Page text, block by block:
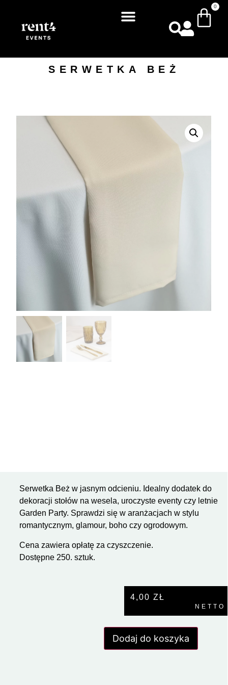
0
SERWETKA BEŻ
Serwetka Beż w jasnym odcieniu. Idealny dodatek do
dekoracji stołów na wesela, uroczyste eventy czy letnie
Garden Party. Sprawdzi się w aranżacjach w stylu
romantycznym, glamour, boho czy ogrodowym.
Cena zawiera opłatę za czyszczenie.
Dostępne 250. sztuk.
4,00 ZŁ
NETTO
Dodaj do koszyka